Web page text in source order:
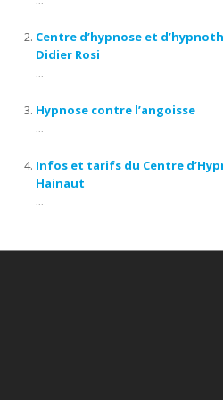
Centre d’hypnose et
Didier Rosi
...
Hypnose contre l’angoisse
...
Infos et tarifs du Centre
Hainaut
...